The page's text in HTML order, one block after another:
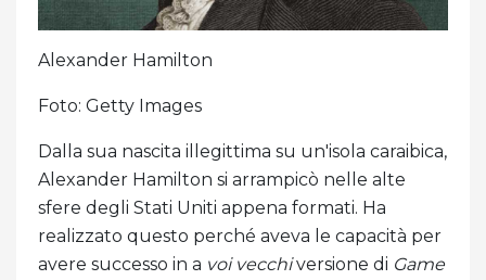
Alexander Hamilton
Foto: Getty Images
Dalla sua nascita illegittima su un'isola caraibica,
Alexander Hamilton si arrampicò nelle alte
sfere degli Stati Uniti appena formati. Ha
realizzato questo perché aveva le capacità per
avere successo in a voi vecchiversione di Game